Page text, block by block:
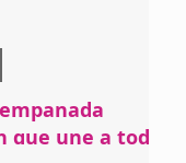
une a todo